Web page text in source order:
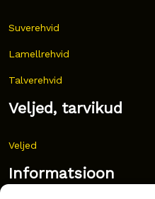
Suverehvid
Lamellrehvid
Talverehvid
Veljed, tarvikud
Veljed
Informatsioon